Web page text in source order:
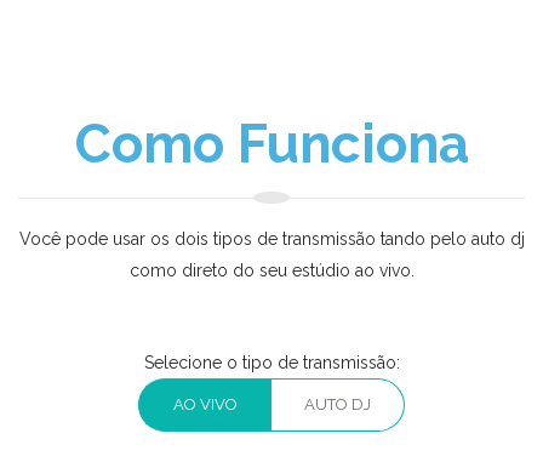
Como Funciona
Você pode usar os dois tipos de transmissão tando pelo auto dj
como direto do seu estúdio ao vivo.
Selecione o tipo de transmissão:
AO VIVO AUTO DJ